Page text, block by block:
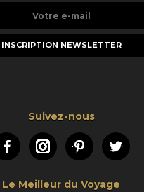
Suivez-nous
FacebookInstagramPinterest
Le Meilleur du Voyage